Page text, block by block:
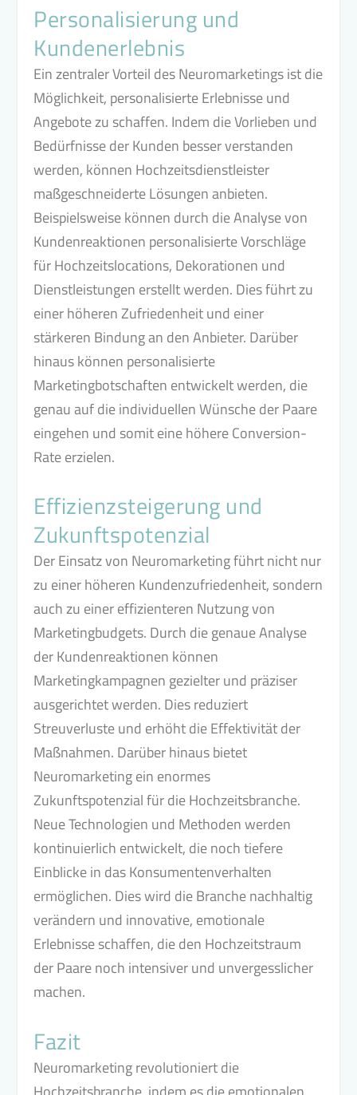
Personalisierung und
Kundenerlebnis
Ein zentraler Vorteil des Neuromarketings ist die
Möglichkeit, personalisierte Erlebnisse und
Angebote zu schaffen. Indem die Vorlieben und
Bedürfnisse der Kunden besser verstanden
werden, können Hochzeitsdienstleister
maßgeschneiderte Lösungen anbieten.
Beispielsweise können durch die Analyse von
Kundenreaktionen personalisierte Vorschläge
für Hochzeitslocations, Dekorationen und
Dienstleistungen erstellt werden. Dies führt zu
einer höheren Zufriedenheit und einer
stärkeren Bindung an den Anbieter. Darüber
hinaus können personalisierte
Marketingbotschaften entwickelt werden, die
genau auf die individuellen Wünsche der Paare
eingehen und somit eine höhere Conversion-
Rate erzielen.
Effizienzsteigerung und
Zukunftspotenzial
Der Einsatz von Neuromarketing führt nicht nur
zu einer höheren Kundenzufriedenheit, sondern
auch zu einer effizienteren Nutzung von
Marketingbudgets. Durch die genaue Analyse
der Kundenreaktionen können
Marketingkampagnen gezielter und präziser
ausgerichtet werden. Dies reduziert
Streuverluste und erhöht die Effektivität der
Maßnahmen. Darüber hinaus bietet
Neuromarketing ein enormes
Zukunftspotenzial für die Hochzeitsbranche.
Neue Technologien und Methoden werden
kontinuierlich entwickelt, die noch tiefere
Einblicke in das Konsumentenverhalten
ermöglichen. Dies wird die Branche nachhaltig
verändern und innovative, emotionale
Erlebnisse schaffen, die den Hochzeitstraum
der Paare noch intensiver und unvergesslicher
machen.
Fazit
Neuromarketing revolutioniert die